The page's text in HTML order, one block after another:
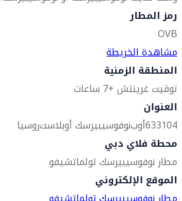
رمز المطار
OVB
مشاهدة الخريطة
المنطقة الزمنية
توقيت غرينتش +7 ساعات
العنوان
633104أوبنوفوسيبيرسك أوبلاستروسيا
محطة فلاي دبي
مطار نوفوسيبيرسك تولماتشيفو
الموقع الإلكتروني